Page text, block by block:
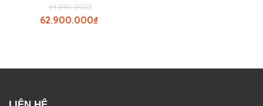
₫
64.590.000
₫
62.900.000